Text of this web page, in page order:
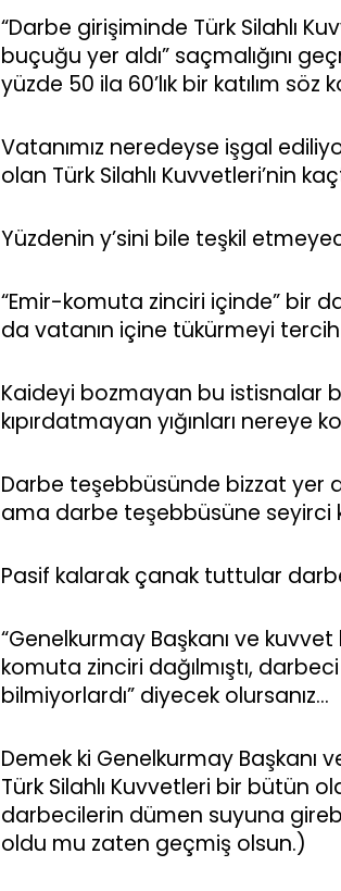
“Darbe girişiminde Türk Silahlı
buçuğu yer aldı” saçmalığını
yüzde 50 ila 60’lık bir katılım söz
Vatanımız neredeyse işgal
olan Türk Silahlı Kuvvetleri’nin
Yüzdenin y’sini bile teşkil
“Emir-komuta zinciri içinde” bir
da vatanın içine tükürmeyi
Kaideyi bozmayan bu istisnalar
kıpırdatmayan yığınları nereye
Darbe teşebbüsünde bizzat yer
ama darbe teşebbüsüne seyirci
Pasif kalarak çanak tuttular
“Genelkurmay Başkanı ve
komuta zinciri dağılmıştı,
bilmiyorlardı” diyecek olursanız…
Demek ki Genelkurmay Başkanı
Türk Silahlı Kuvvetleri bir bütün
darbecilerin dümen suyuna
oldu mu zaten geçmiş olsun.)